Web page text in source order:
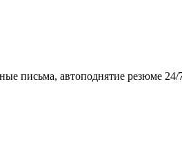
письма, автоподнятие резюме